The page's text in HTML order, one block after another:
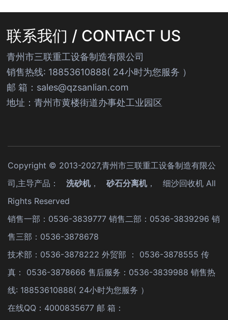
联系我们 / CONTACT US
青州市三联重工设备制造有限公司
销售热线: 18853610888( 24小时为您服务 ）
邮 箱：sales@qzsanlian.com
地址：青州市黄楼街道办事处工业园区
Copyright © 2013-2027,青州市三联重工设备制造有限公
司,主导产品：
洗砂机， 砂石分离机， 细沙回收机 All
Rights Reserved
销售一部：0536-3839777 销售二部：0536-3839296 销
售三部：0536-3878678
技术部：0536-3878222 外贸部 ： 0536-3878555 传
真： 0536-3878666 售后服务：0536-3839988 销售热
线: 18853610888( 24小时为您服务 ）
在线QQ：4000835677 邮 箱：